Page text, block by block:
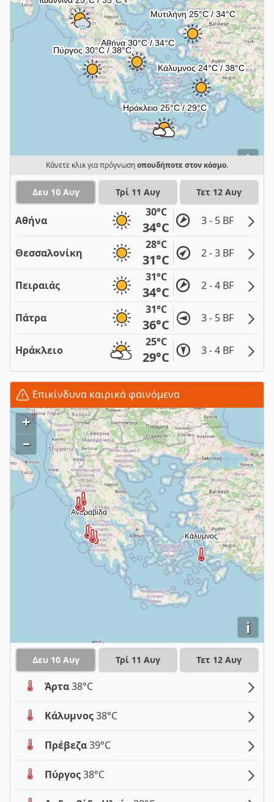
i
Κάνετε κλικ για πρόγνωσηοπουδήποτε στον κόσμο.
Δευ 10 Αυγ Τρί 11 Αυγ Τετ 12 Αυγ
Αθήνα
30°C
34°C 3 - 5 BF
Θεσσαλονίκη
28°C
31°C 2 - 3 BF
Πειραιάς
31°C
34°C 2 - 4 BF
Πάτρα
31°C
36°C 3 - 5 BF
Ηράκλειο
25°C
29°C 3 - 4 BF
Επικίνδυνα καιρικά φαινόμενα
i
+
–
Δευ 10 Αυγ Τρί 11 Αυγ Τετ 12 Αυγ
Άρτα38°C
Κάλυμνος38°C
Πρέβεζα39°C
Πύργος38°C